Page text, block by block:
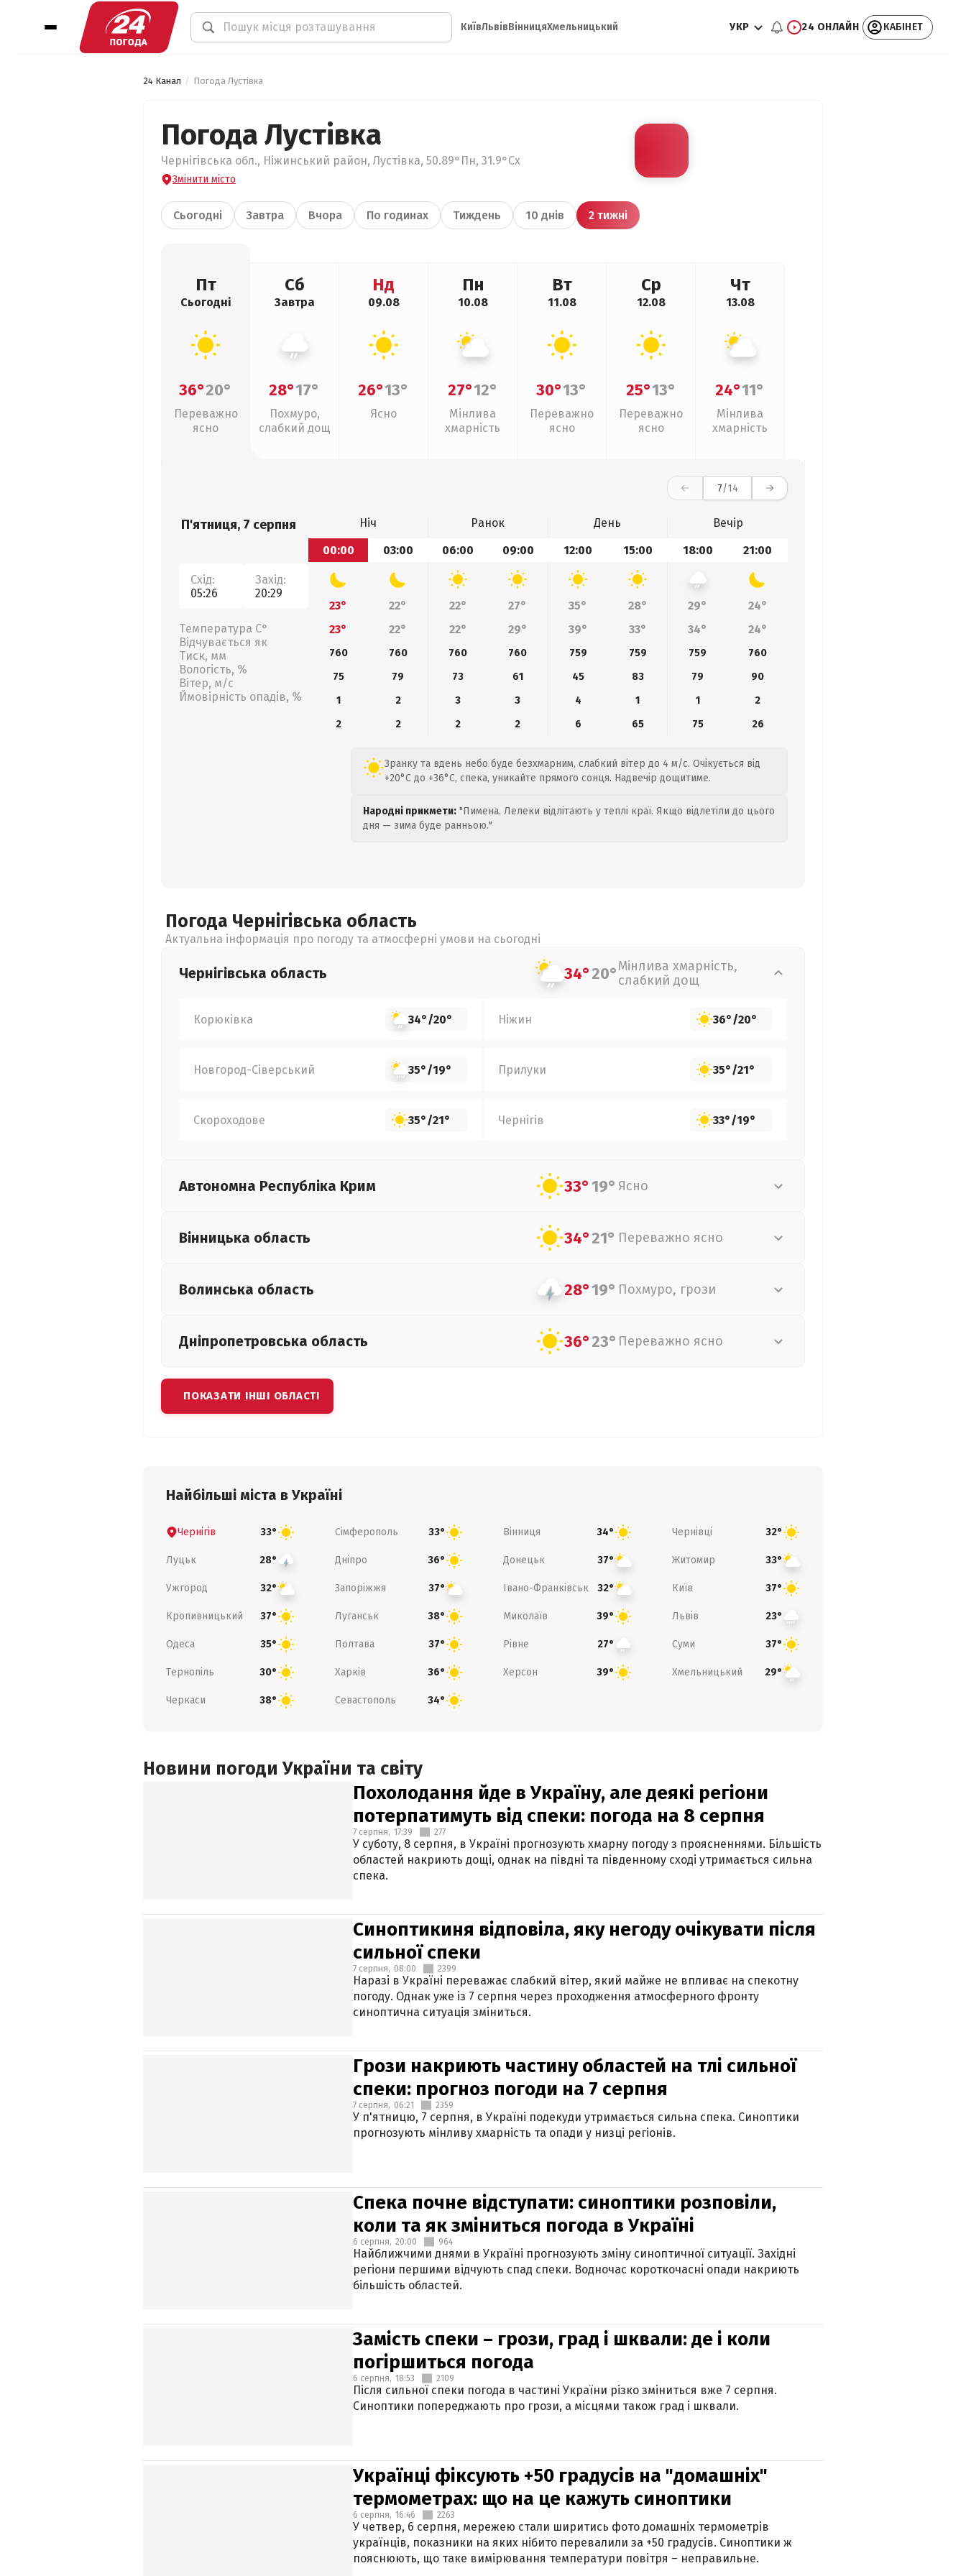
КиївЛьвівВінницяХмельницький УКР 24 ОНЛАЙН КАБІНЕТ
24 Канал Погода Лустівка
Погода Лустівка
Чернігівська обл., Ніжинський район, Лустівка, 50.89°Пн, 31.9°Сх
Змінити місто
Сьогодні Завтра Вчора По годинах Тиждень 10 днів 2 тижні
Пт
Сьогодні
36°20°
Переважно
ясно
Сб
Завтра
28°17°
Похмуро,
слабкий дощ
Нд
09.08
26°13°
Ясно
Пн
10.08
27°12°
Мінлива
хмарність
Вт
11.08
30°13°
Переважно
ясно
Ср
12.08
25°13°
Переважно
ясно
Чт
13.08
24°11°
Мінлива
хмарність
7/14
П'ятниця, 7 серпня
Схід:
05:26
Захід:
20:29
Температура С°
Відчувається як
Тиск, мм
Вологість, %
Вітер, м/с
Ймовірність опадів, %
Ніч Ранок День
Вечір
00:00
03:00 06:00 09:00 12:00 15:00 18:00 21:00
23° 22° 22° 27° 35° 28° 29°
24°
23°
22° 22° 29° 39° 33° 34° 24°
760 760 760 760 759 759 759
760
75
79 73 61 45 83 79
90
1
2 3 3 4 1 1
2
2
2 2 2 6 65 75 26
Зранку та вдень небо буде безхмарним, слабкий вітер до 4 м/с. Очікується від
+20°C до +36°C, спека, уникайте прямого сонця. Надвечір дощитиме.
Народні прикмети: "Пимена. Лелеки відлітають у теплі краї. Якщо відлетіли до цього
дня — зима буде ранньою."
Погода Чернігівська область
Актуальна інформація про погоду та атмосферні умови на сьогодні
Чернігівська область 34°20°Мінлива хмарність,
слабкий дощ
Корюківка 34°/20° Ніжин 36°/20°
Новгород-Сіверський 35°/19° Прилуки 35°/21°
Скороходове 35°/21° Чернігів 33°/19°
Автономна Республіка Крим 33°19° Ясно
Вінницька область 34°21° Переважно ясно
Волинська область 28°19° Похмуро, грози
Дніпропетровська область 36°23° Переважно ясно
ПОКАЗАТИ ІНШІ ОБЛАСТІ
Найбільші міста в Україні
Чернігів 33° Сімферополь 33° Вінниця 34° Чернівці 32°
Луцьк 28° Дніпро 36° Донецьк 37° Житомир 33°
Ужгород 32° Запоріжжя 37° Івано-Франківськ 32° Київ 37°
Кропивницький 37° Луганськ 38° Миколаїв 39° Львів 23°
Одеса 35° Полтава 37° Рівне 27° Суми 37°
Тернопіль 30° Харків 36° Херсон 39° Хмельницький 29°
Черкаси 38° Севастополь 34°
Новини погоди України та світу
Похолодання йде в Україну, але деякі регіони
потерпатимуть від спеки: погода на 8 серпня
7 серпня, 17:39 277
У суботу, 8 серпня, в Україні прогнозують хмарну погоду з проясненнями. Більшість
областей накриють дощі, однак на півдні та південному сході утримається сильна
спека.
Синоптикиня відповіла, яку негоду очікувати після
сильної спеки
7 серпня, 08:00 2399
Наразі в Україні переважає слабкий вітер, який майже не впливає на спекотну
погоду. Однак уже із 7 серпня через проходження атмосферного фронту
синоптична ситуація зміниться.
Грози накриють частину областей на тлі сильної
спеки: прогноз погоди на 7 серпня
7 серпня, 06:21 2359
У п'ятницю, 7 серпня, в Україні подекуди утримається сильна спека. Синоптики
прогнозують мінливу хмарність та опади у низці регіонів.
Спека почне відступати: синоптики розповіли,
коли та як зміниться погода в Україні
6 серпня, 20:00 964
Найближчими днями в Україні прогнозують зміну синоптичної ситуації. Західні
регіони першими відчують спад спеки. Водночас короткочасні опади накриють
більшість областей.
Замість спеки – грози, град і шквали: де і коли
погіршиться погода
6 серпня, 18:53 2109
Після сильної спеки погода в частині України різко зміниться вже 7 серпня.
Синоптики попереджають про грози, а місцями також град і шквали.
Українці фіксують +50 градусів на "домашніх"
термометрах: що на це кажуть синоптики
6 серпня, 16:46 2263
У четвер, 6 серпня, мережею стали ширитись фото домашніх термометрів
українців, показники на яких нібито перевалили за +50 градусів. Синоптики ж
пояснюють, що таке вимірювання температури повітря – неправильне.